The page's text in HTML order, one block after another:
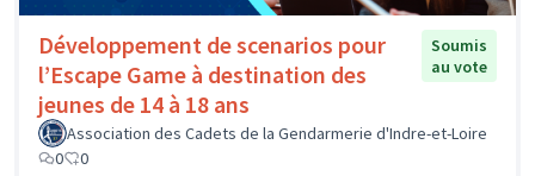
Développement de scenarios pour
l’Escape Game à destination des
jeunes de 14 à 18 ans
Soumis
au vote
Association des Cadets de la Gendarmerie d'Indre-et-Loire
0
0